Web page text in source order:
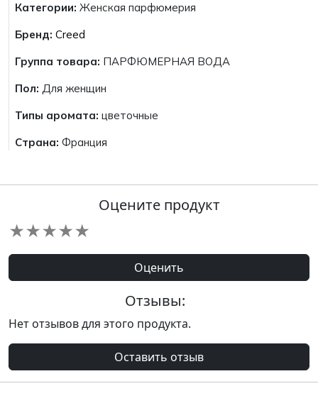
Категории: Женская парфюмерия
Бренд: Creed
Группа товара: ПАРФЮМЕРНАЯ ВОДА
Пол: Для женщин
Типы аромата: цветочные
Страна: Франция
Оцените продукт
★
★
★
★
★
Оценить
Отзывы:
Нет отзывов для этого продукта.
Оставить отзыв